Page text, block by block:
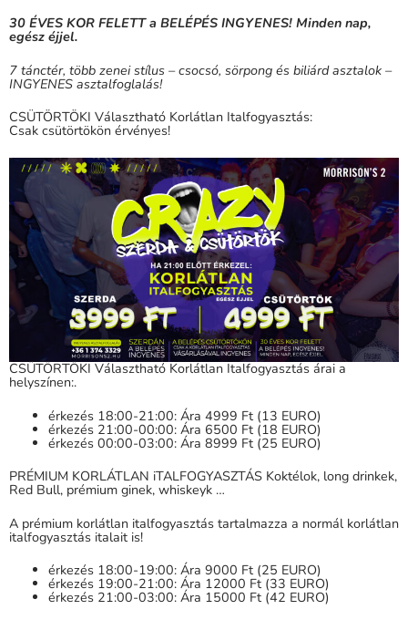
30 ÉVES KOR FELETT a BELÉPÉS INGYENES! Minden nap,
egész éjjel.
7 tánctér, több zenei stílus – csocsó, sörpong és biliárd asztalok –
INGYENES asztalfoglalás!
CSÜTÖRTÖKI Választható Korlátlan Italfogyasztás:
Csak csütörtökön érvényes!
CSÜTÖRTÖKI Választható Korlátlan Italfogyasztás árai a
helyszínen:.
érkezés 18:00-21:00: Ára 4999 Ft (13 EURO)
érkezés 21:00-00:00: Ára 6500 Ft (18 EURO)
érkezés 00:00-03:00: Ára 8999 Ft (25 EURO)
PRÉMIUM KORLÁTLAN iTALFOGYASZTÁS Koktélok, long drinkek,
Red Bull, prémium ginek, whiskeyk …
A prémium korlátlan italfogyasztás tartalmazza a normál korlátlan
italfogyasztás italait is!
érkezés 18:00-19:00: Ára 9000 Ft (25 EURO)
érkezés 19:00-21:00: Ára 12000 Ft (33 EURO)
érkezés 21:00-03:00: Ára 15000 Ft (42 EURO)